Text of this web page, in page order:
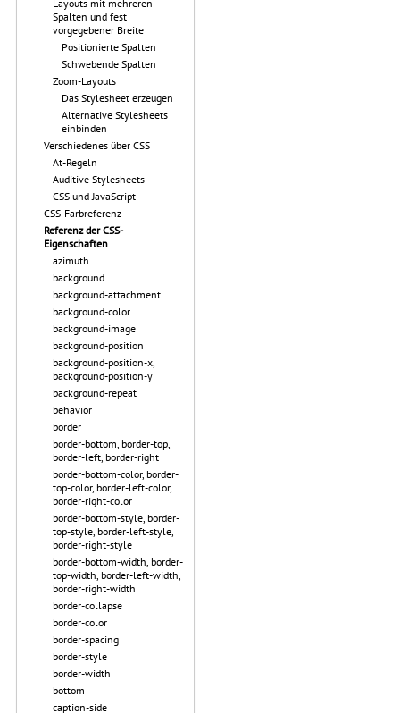
Layouts mit mehreren
Spalten und fest
vorgegebener Breite
Positionierte Spalten
Schwebende Spalten
Zoom-Layouts
Das Stylesheet erzeugen
Alternative Stylesheets
einbinden
Verschiedenes über CSS
At-Regeln
Auditive Stylesheets
CSS und JavaScript
CSS-Farbreferenz
Referenz der CSS-
Eigenschaften
azimuth
background
background-attachment
background-color
background-image
background-position
background-position-x,
background-position-y
background-repeat
behavior
border
border-bottom, border-top,
border-left, border-right
border-bottom-color, border-
top-color, border-left-color,
border-right-color
border-bottom-style, border-
top-style, border-left-style,
border-right-style
border-bottom-width, border-
top-width, border-left-width,
border-right-width
border-collapse
border-color
border-spacing
border-style
border-width
bottom
caption-side